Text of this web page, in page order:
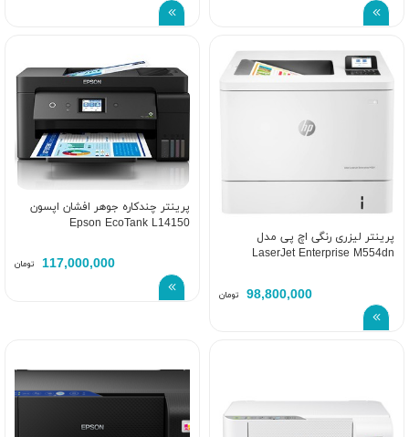
پرینتر لیزری رنگی اچ پی مدل
LaserJet Enterprise M554dn
98,800,000 تومان
پرینتر چندکاره جوهر افشان اپسون
Epson EcoTank L14150
117,000,000 تومان